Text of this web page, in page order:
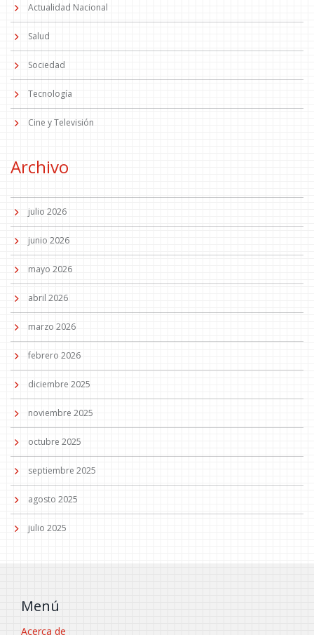
Actualidad Nacional
Salud
Sociedad
Tecnología
Cine y Televisión
Archivo
julio 2026
junio 2026
mayo 2026
abril 2026
marzo 2026
febrero 2026
diciembre 2025
noviembre 2025
octubre 2025
septiembre 2025
agosto 2025
julio 2025
Menú
Acerca de